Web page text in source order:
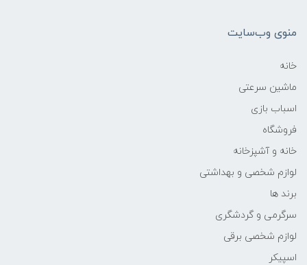
منوی وب‌سایت
خانه
ماشین سرعتی
اسباب بازی
فروشگاه
خانه و آشپزخانه
لوازم شخصی و بهداشتی
برند ها
سرگرمی و گردشگری
لوازم شخصی برقی
اسپیکر